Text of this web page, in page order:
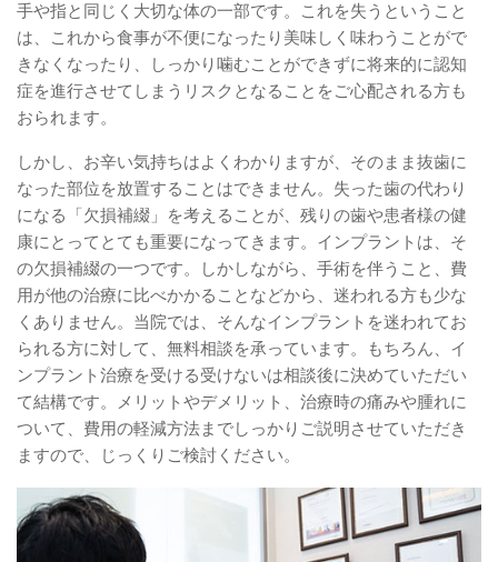
手や指と同じく大切な体の一部です。これを失うということ
は、これから食事が不便になったり美味しく味わうことがで
きなくなったり、しっかり噛むことができずに将来的に認知
症を進行させてしまうリスクとなることをご心配される方も
おられます。
しかし、お辛い気持ちはよくわかりますが、そのまま抜歯に
なった部位を放置することはできません。失った歯の代わり
になる「欠損補綴」を考えることが、残りの歯や患者様の健
康にとってとても重要になってきます。インプラントは、そ
の欠損補綴の一つです。しかしながら、手術を伴うこと、費
用が他の治療に比べかかることなどから、迷われる方も少な
くありません。当院では、そんなインプラントを迷われてお
られる方に対して、無料相談を承っています。もちろん、イ
ンプラント治療を受ける受けないは相談後に決めていただい
て結構です。メリットやデメリット、治療時の痛みや腫れに
ついて、費用の軽減方法までしっかりご説明させていただき
ますので、じっくりご検討ください。